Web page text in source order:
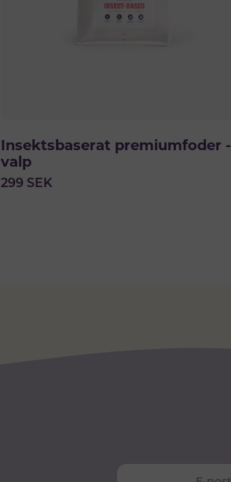
Insektsbaserat premiumfoder -
valp
299 SEK